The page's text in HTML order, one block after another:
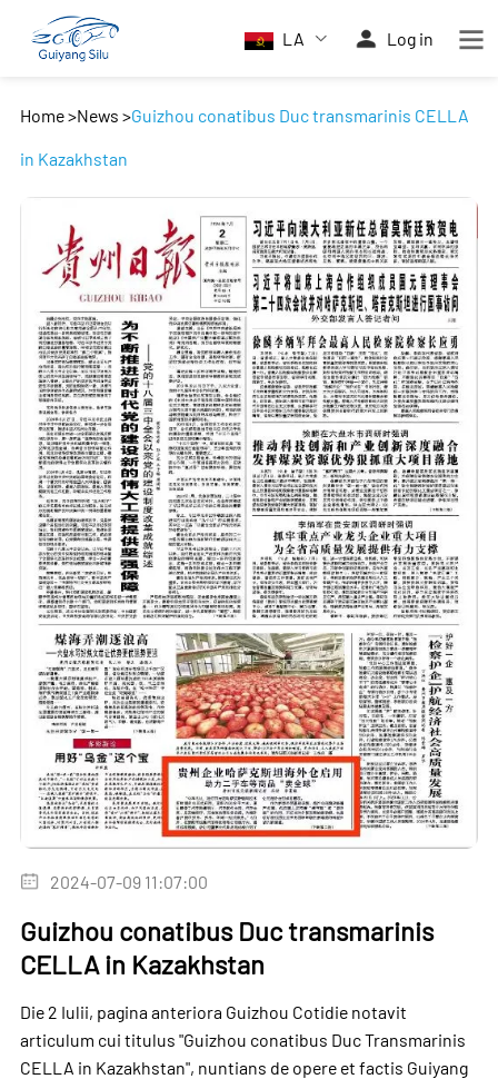
LA Log in
Home>News >Guizhou conatibus Duc transmarinis CELLA
in Kazakhstan
2024-07-09 11:07:00
Guizhou conatibus Duc transmarinis
CELLA in Kazakhstan
Die 2 Iulii, pagina anteriora Guizhou Cotidie notavit
articulum cui titulus "Guizhou conatibus Duc Transmarinis
CELLA in Kazakhstan", nuntians de opere et factis Guiyang